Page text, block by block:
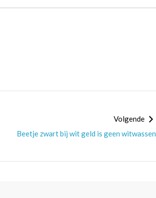
Volgende
Beetje zwart bij wit geld is geen witwassen